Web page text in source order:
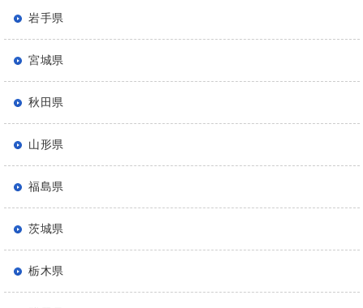
岩手県
宮城県
秋田県
山形県
福島県
茨城県
栃木県